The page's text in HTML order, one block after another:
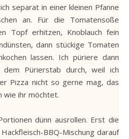
separat in einer kleinen Pfanne
an. Für die Tomatensoße
Topf erhitzen, Knoblauch fein
dann stückige Tomaten
lassen. Ich püriere dann
Pürierstab durch, weil ich
Pizza nicht so gerne mag, das
wie ihr möchtet.
dünn ausrollen. Erst die
BBQ-Mischung darauf